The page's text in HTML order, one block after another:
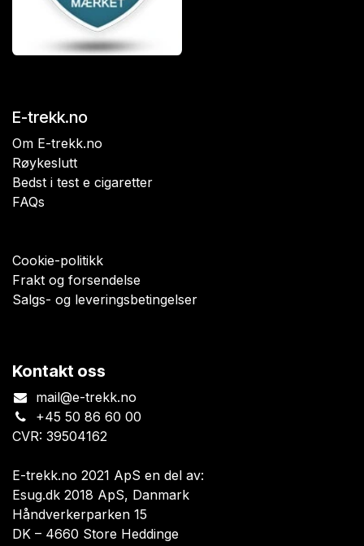
E-trekk.no
Om E-trekk.no
Røykeslutt
Bedst i test e cigaretter
FAQs
Cookie-politikk
Frakt og forsendelse
Salgs- og leveringsbetingelser
Kontakt oss
mail@e-trekk.no
+45 50 86 60 00
CVR: 39504162
E-trekk.no 2021 ApS en del av:
Esug.dk 2018 ApS, Danmark
Håndverkerparken 15
DK – 4660 Store Heddinge